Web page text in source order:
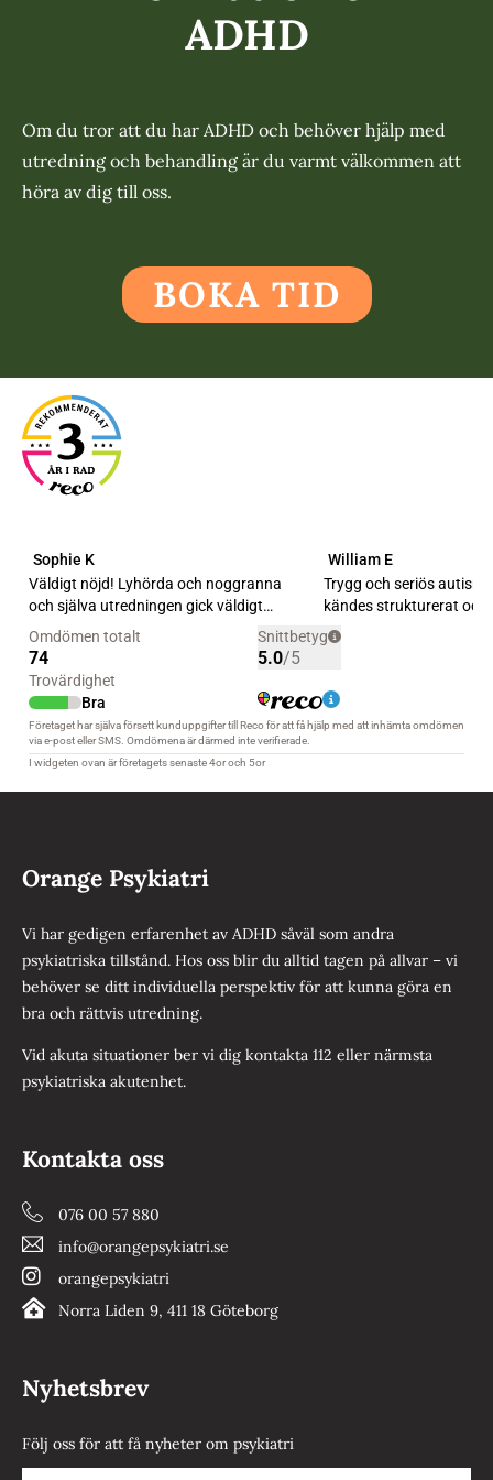
ADHD
Om du tror att du har ADHD och behöver hjälp med
utredning och behandling är du varmt välkommen att
höra av dig till oss.
BOKA TID
Orange Psykiatri
Vi har gedigen erfarenhet av ADHD såväl som andra
psykiatriska tillstånd. Hos oss blir du alltid tagen på allvar – vi
behöver se ditt individuella perspektiv för att kunna göra en
bra och rättvis utredning.
Vid akuta situationer ber vi dig kontakta 112 eller närmsta
psykiatriska akutenhet.
Kontakta oss
076 00 57 880
info@orangepsykiatri.se
orangepsykiatri
Norra Liden 9, 411 18 Göteborg
Nyhetsbrev
Följ oss för att få nyheter om psykiatri